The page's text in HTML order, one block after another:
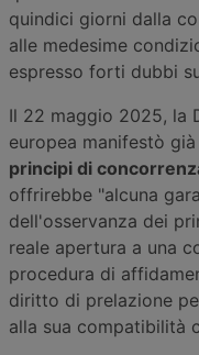
quindici giorni dalla
alle medesime
espresso forti dubbi
Il 22 maggio 2025, la
europea manifestò già
principi di
offrirebbe "alcuna
dell'osservanza dei
reale apertura a una
procedura di
diritto di prelazione
alla sua compatibilità